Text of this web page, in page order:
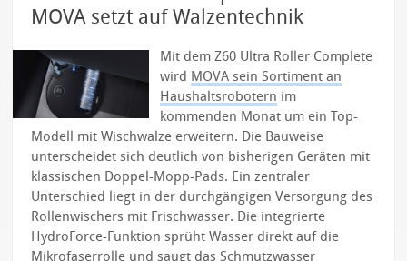
MOVA setzt auf Walzentechnik
Mit dem Z60 Ultra Roller Complete
wird MOVA sein Sortiment an
Haushaltsrobotern im
kommenden Monat um ein Top-
Modell mit Wischwalze erweitern. Die Bauweise
unterscheidet sich deutlich von bisherigen Geräten mit
klassischen Doppel-Mopp-Pads. Ein zentraler
Unterschied liegt in der durchgängigen Versorgung des
Rollenwischers mit Frischwasser. Die integrierte
HydroForce-Funktion sprüht Wasser direkt auf die
Mikrofaserrolle und saugt das Schmutzwasser